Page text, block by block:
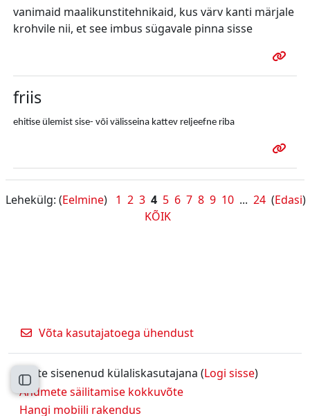
Ava kursuse sisukord
vanimaid maalikunstitehnikaid, kus värv kanti märjale
krohvile nii, et see imbus sügavale pinna sisse
friis
ehitise ülemist sise- või välisseina kattev reljeefne riba
Lehekülg: (Eelmine) 1 2 3 4 5 6 7 8 9 10 ... 24 (Edasi)
KÕIK
Võta kasutajatoega ühendust
Olete sisenenud külaliskasutajana (Logi sisse)
Andmete säilitamise kokkuvõte
Hangi mobiili rakendus